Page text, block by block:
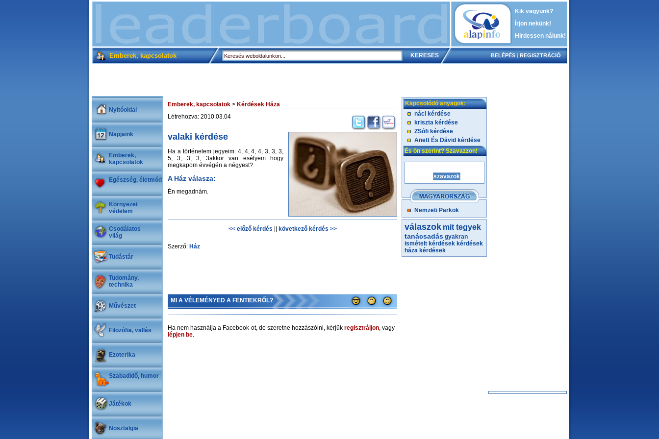
Kik vagyunk?
Írjon nekünk!
Hirdessen nálunk!
Emberek, kapcsolatok BELÉPÉS | REGISZTRÁCIÓ
Nyitóoldal
Napjaink
Emberek,
kapcsolatok
Egészség, életmód
Környezet
védelem
Csodálatos
világ
Tudástár
Tudomány,
technika
Művészet
Filozófia, vallás
Ezoterika
Szabadidő, humor
Játékok
Nosztalgia
Emberek, kapcsolatok > Kérdések Háza
Létrehozva: 2010.03.04
valaki kérdése
Ha a történelem jegyeim: 4, 4, 4, 4, 3, 3, 3,
5, 3, 3, 3, 3akkor van esélyem hogy
megkapom évvégén a négyest?
A Ház válasza:
Én megadnám.
<< előző kérdés következő kérdés >>
Szerző: Ház
MI A VÉLEMÉNYED A FENTIEKRŐL?
Ha nem használja a Facebook-ot, de szeretne hozzászólni, kérjük regisztráljon, vagy
lépjen be.
Kapcsolódó anyagok:
náci kérdése
kriszta kérdése
ZSófi kérdése
Anett És Dávid kérdése
És ön szerint? Szavazzon!
Nemzeti Parkok
válaszok mit tegyek
tanácsadás gyakran
ismételt kérdések kérdések
háza kérdések